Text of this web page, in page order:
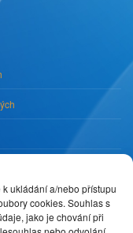
ukládání a/nebo přístupu
cookies. Souhlas s
jako je chování při